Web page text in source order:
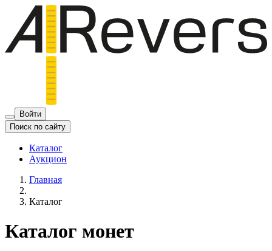
Войти
Поиск по сайту
Каталог
Аукцион
Главная
Каталог
Каталог монет